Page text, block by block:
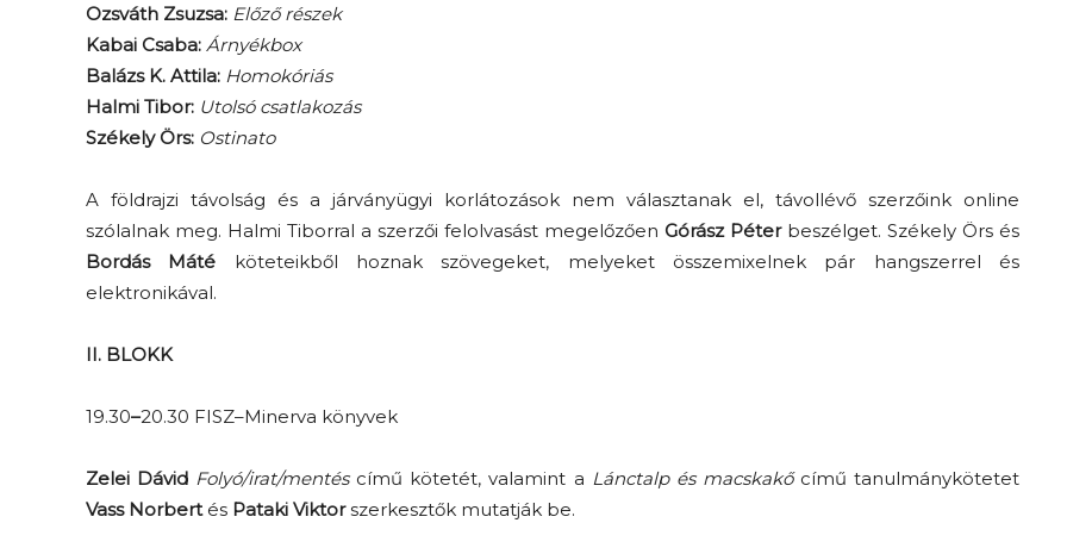
Ozsváth Zsuzsa: Előző részek
Kabai Csaba: Árnyékbox
Balázs K. Attila: Homokóriás
Halmi Tibor: Utolsó csatlakozás
Székely Örs: Ostinato
A földrajzi távolság és a járványügyi korlátozások nem választanak el, távollévő szerzőink online
szólalnak meg. Halmi Tiborral a szerzői felolvasást megelőzően Górász Péterbeszélget. Székely Örs és
Bordás Máté köteteikből hoznak szövegeket, melyeket összemixelnek pár hangszerrel és
elektronikával.
II. BLOKK
19.30–20.30 FISZ–Minerva könyvek
Zelei Dávid Folyó/irat/mentéscímű kötetét, valamint a Lánctalp és macskakőcímű tanulmánykötetet
Vass Norbertés Pataki Viktorszerkesztők mutatják be.